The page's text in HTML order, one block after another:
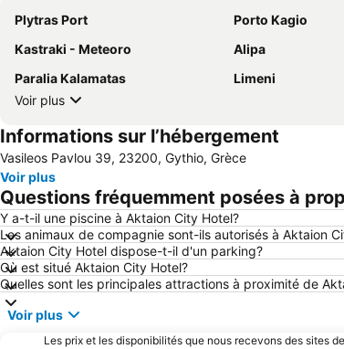
Plytras Port Porto Kagio
Kastraki - Meteoro
Alipa
Paralia Kalamatas
Limeni
Voir plus
Informations sur l’hébergement
Vasileos Pavlou 39, 23200, Gythio, Grèce
Voir plus
Questions fréquemment posées à
Y a-t-il une piscine à Aktaion City Hotel?
Les animaux de compagnie sont-ils autorisés à Aktaion
Aktaion City Hotel dispose-t-il d'un parking?
Où est situé Aktaion City Hotel?
Quelles sont les principales attractions à proximité de
Voir plus
Les prix et les disponibilités que nous recevons des sites